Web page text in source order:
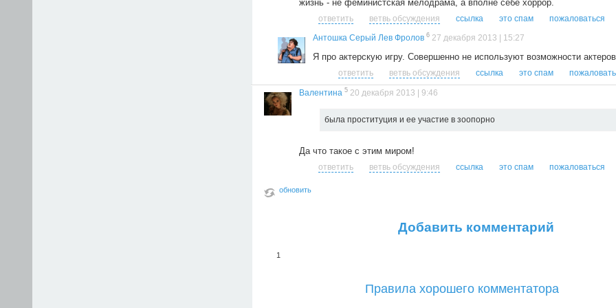
жизнь - не феминистская мелодрама, а вполне себе хоррор.
ответить ветвь обсуждения ссылка это спам
пожаловаться
Антошка Серый Лев Фролов 6 27 декабря 2013 | 15:27
Я про актерскую игру. Совершенно не используют возможности
ответить ветвь обсуждения ссылка это спам
Валентина 5 20 декабря 2013 | 9:46
была проституция и ее участие в зоопорно
Да что такое с этим миром!
ответить ветвь обсуждения ссылка это спам пожаловаться
обновить
Добавить комментарий
1
Правила хорошего комментатора